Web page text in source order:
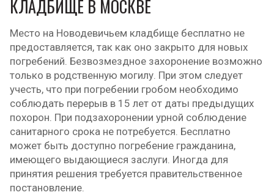
КЛАДБИЩЕ В МОСКВЕ
Место на Новодевичьем кладбище бесплатно не
предоставляется, так как оно закрыто для новых
погребений. Безвозмездное захоронение возможно
только в родственную могилу. При этом следует
учесть, что при погребении гробом необходимо
соблюдать перерыв в 15 лет от даты предыдущих
похорон. При подзахоронении урной соблюдение
санитарного срока не потребуется. Бесплатно
может быть доступно погребение гражданина,
имеющего выдающиеся заслуги. Иногда для
принятия решения требуется правительственное
постановление.